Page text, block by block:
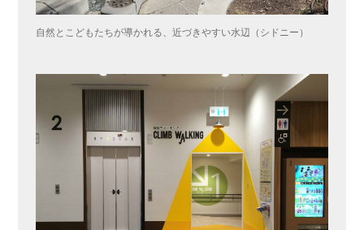
自然とこどもたちが導かれる、近づきやすい水辺（シドニー）